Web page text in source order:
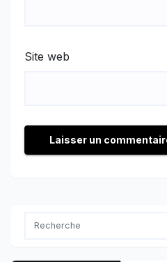
Site web